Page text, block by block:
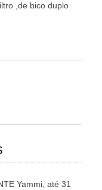
,de bico duplo
Yammi, até 31